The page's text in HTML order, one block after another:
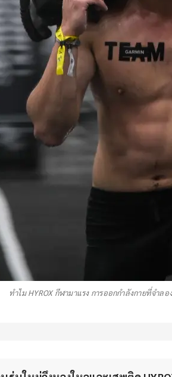
ทำไม HYROX กีฬามาแรง การออกกำลังกายที่จำล